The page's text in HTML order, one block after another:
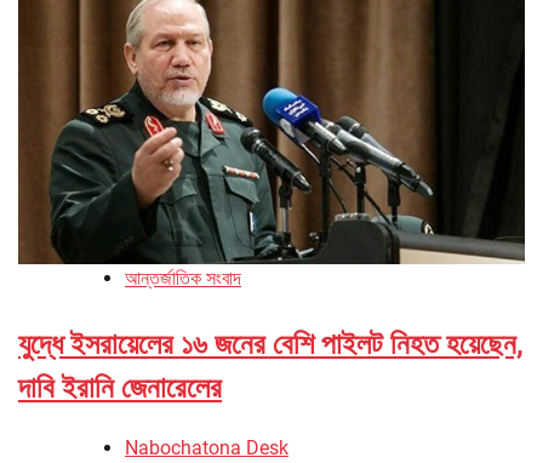
আন্তর্জাতিক সংবাদ
যুদ্ধে ইসরায়েলের ১৬ জনের বেশি পাইলট নিহত হয়েছেন,
দাবি ইরানি জেনারেলের
Nabochatona Desk